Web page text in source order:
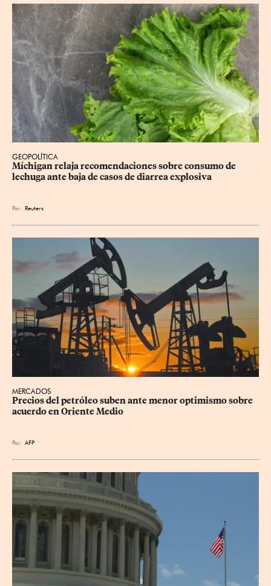
GEOPOLÍTICA
Míchigan relaja recomendaciones sobre consumo de
lechuga ante baja de casos de diarrea explosiva
Por Reuters
MERCADOS
Precios del petróleo suben ante menor optimismo sobre
acuerdo en Oriente Medio
Por AFP